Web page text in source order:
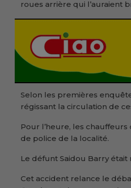
roues arrière qui l’auraient
Selon les premières
régissant la circulation de
Pour l’heure, les
de police de la localité.
Le défunt Saidou Barry
Cet accident relance le